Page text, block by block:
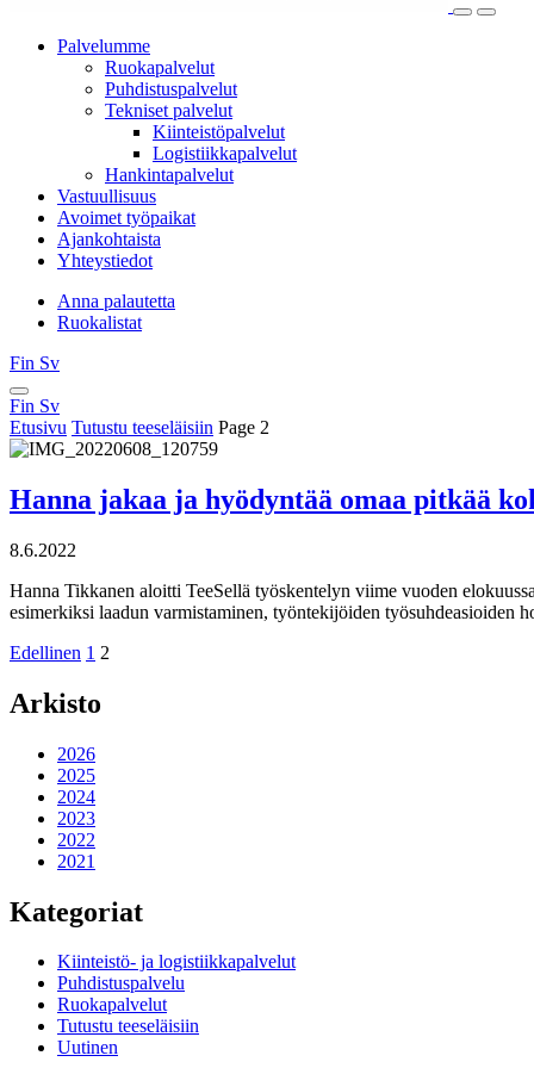
SearchShow
Palvelumme
Ruokapalvelut
Puhdistus­palvelut
Tekniset palvelut
Kiinteistöpalvelut
Logistiikkapalvelut
Hankintapalvelut
Vastuullisuus
Avoimet työpaikat
Ajankohtaista
Yhteystiedot
Anna palautetta
Ruokalistat
Fin Fin
SvSv
Search
this
site
Fin Fin
SvSv
Etusivu Tutustu teeseläisiin Page 2
Hanna jakaa ja hyödyntää omaa pitkää
8.6.2022
Hanna Tikkanen aloitti TeeSellä työskentelyn viime vuoden
esimerkiksi laadun varmistaminen, työntekijöiden työsuhdeasioiden
Artikkelien
sivutus
Edellinen Sivu:
1 Sivu:
2
Arkisto
2026
2025
2024
2023
2022
2021
Kategoriat
Kiinteistö- ja logistiikkapalvelut
Puhdistuspalvelu
Ruokapalvelut
Tutustu teeseläisiin
Uutinen